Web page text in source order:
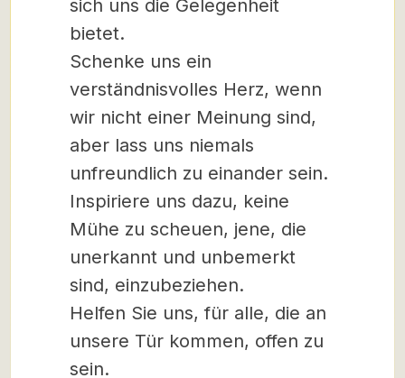
sich uns die Gelegenheit
bietet.
Schenke uns ein
verständnisvolles Herz, wenn
wir nicht einer Meinung sind,
aber lass uns niemals
unfreundlich zu einander sein.
Inspiriere uns dazu, keine
Mühe zu scheuen, jene, die
unerkannt und unbemerkt
sind, einzubeziehen.
Helfen Sie uns, für alle, die an
unsere Tür kommen, offen zu
sein.